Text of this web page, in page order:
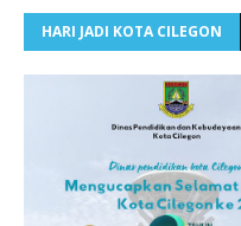
HARI JADI KOTA CILEGON